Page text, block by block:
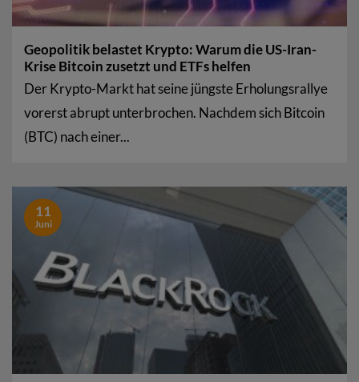
Geopolitik belastet Krypto: Warum die US-Iran-
Krise Bitcoin zusetzt und ETFs helfen
Der Krypto-Markt hat seine jüngste Erholungsrallye
vorerst abrupt unterbrochen. Nachdem sich Bitcoin
(BTC) nach einer...
11
Juni